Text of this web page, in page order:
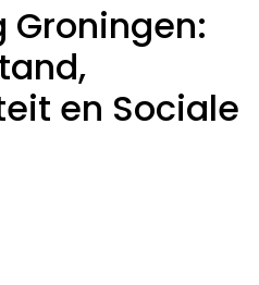
Groningen:
en Sociale